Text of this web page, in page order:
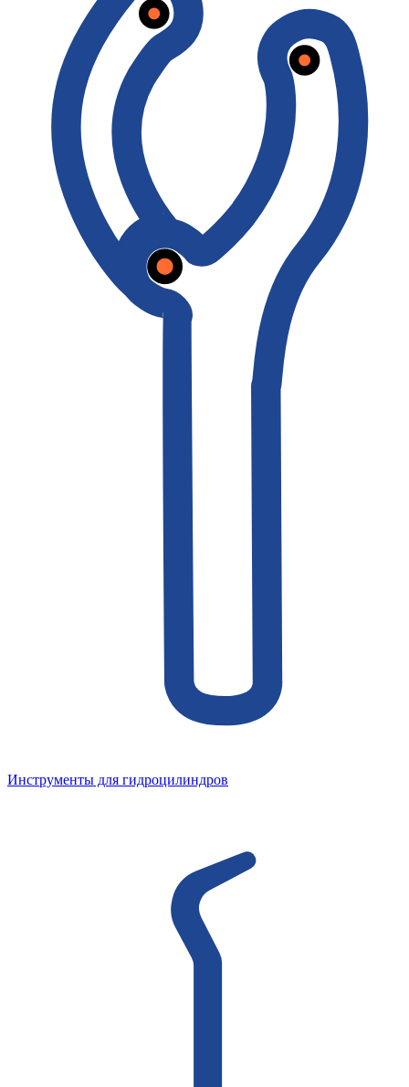
Инструменты для гидроцилиндров